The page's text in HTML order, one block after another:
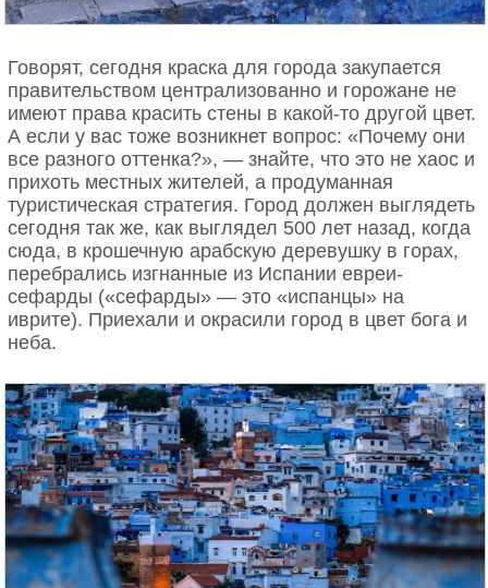
Говорят, сегодня краска для города закупается
правительством централизованно и горожане не
имеют права красить стены в какой-то другой цвет.
А если у вас тоже возникнет вопрос: «Почему они
все разного оттенка?», — знайте, что это не хаос и
прихоть местных жителей, а продуманная
туристическая стратегия. Город должен выглядеть
сегодня так же, как выглядел 500 лет назад, когда
сюда, в крошечную арабскую деревушку в горах,
перебрались изгнанные из Испании евреи-
сефарды («сефарды» — это «испанцы» на
иврите). Приехали и окрасили город в цвет бога и
неба.